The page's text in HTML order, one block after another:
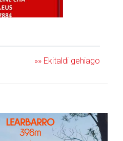
»» Ekitaldi gehiago